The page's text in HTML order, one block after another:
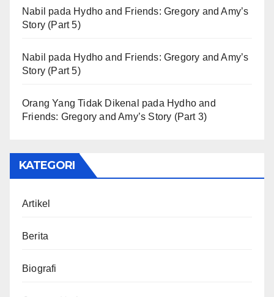
Nabil pada Hydho and Friends: Gregory and Amy’s
Story (Part 5)
Nabil pada Hydho and Friends: Gregory and Amy’s
Story (Part 5)
Orang Yang Tidak Dikenal pada Hydho and
Friends: Gregory and Amy’s Story (Part 3)
KATEGORI
Artikel
Berita
Biografi